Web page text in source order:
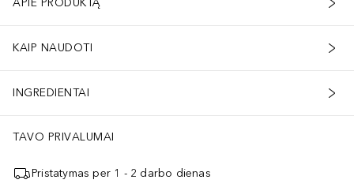
APIE PRODUKTĄ
KAIP NAUDOTI
INGREDIENTAI
TAVO PRIVALUMAI
Pristatymas per 1 - 2 darbo dienas